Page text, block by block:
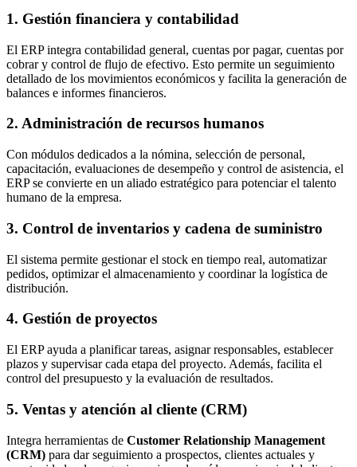
1. Gestión financiera y contabilidad
El ERP integra contabilidad general, cuentas por pagar, cuentas por
cobrar y control de flujo de efectivo. Esto permite un seguimiento
detallado de los movimientos económicos y facilita la generación de
balances e informes financieros.
2. Administración de recursos humanos
Con módulos dedicados a la nómina, selección de personal,
capacitación, evaluaciones de desempeño y control de asistencia, el
ERP se convierte en un aliado estratégico para potenciar el talento
humano de la empresa.
3. Control de inventarios y cadena de suministro
El sistema permite gestionar el stock en tiempo real, automatizar
pedidos, optimizar el almacenamiento y coordinar la logística de
distribución.
4. Gestión de proyectos
El ERP ayuda a planificar tareas, asignar responsables, establecer
plazos y supervisar cada etapa del proyecto. Además, facilita el
control del presupuesto y la evaluación de resultados.
5. Ventas y atención al cliente (CRM)
Integra herramientas de Customer Relationship Management
(CRM) para dar seguimiento a prospectos, clientes actuales y